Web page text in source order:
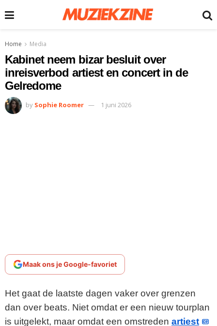
Home Media
Kabinet neem bizar besluit over
inreisverbod artiest en concert in de
Gelredome
by Sophie Roomer 1 juni 2026
Maak ons je Google-favoriet
Het gaat de laatste dagen vaker over grenzen
dan over beats. Niet omdat er een nieuw tourplan
is uitgelekt, maar omdat een omstreden artiest